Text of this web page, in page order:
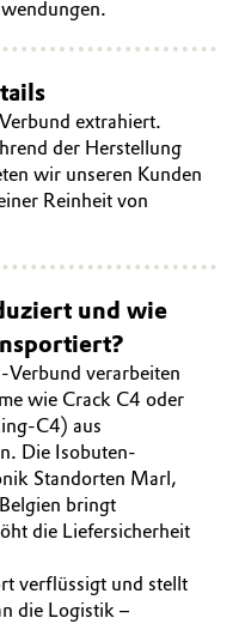
extrahiert.
der Herstellung
wir unseren Kunden
Reinheit von
und wie
Verbund verarbeiten
wie Crack C4 oder
C4) aus
Die Isobuten-
Standorten Marl,
bringt
die Liefersicherheit
verflüssigt und stellt
die Logistik –